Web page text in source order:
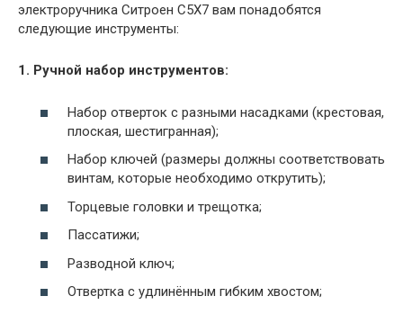
электроручника Ситроен С5Х7 вам понадобятся
следующие инструменты:
1. Ручной набор инструментов:
Набор отверток с разными насадками (крестовая,
плоская, шестигранная);
Набор ключей (размеры должны соответствовать
винтам, которые необходимо открутить);
Торцевые головки и трещотка;
Пассатижи;
Разводной ключ;
Отвертка с удлинённым гибким хвостом;